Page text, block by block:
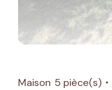
Maison 5 pièce(s)